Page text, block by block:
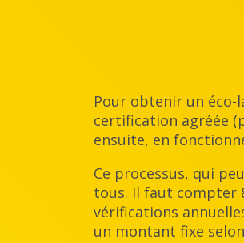
Pour obtenir un éco-
certification agréée
ensuite, en
Ce processus, qui
tous. Il faut compter
vérifications
un montant fixe